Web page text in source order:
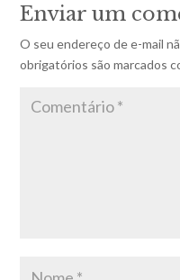
Enviar um
O seu endereço de e-mail
obrigatórios são marcados